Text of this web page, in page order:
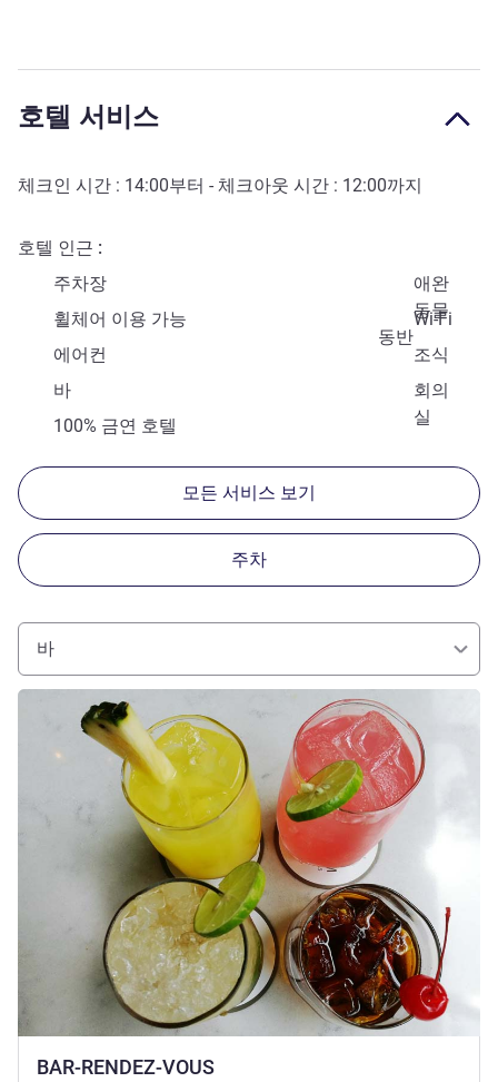
호텔 서비스
체크인 시간 : 14:00부터 - 체크아웃 시간 : 12:00까지
호텔 인근
주차장
애완
동물
동반
휠체어 이용 가능
Wi-Fi
에어컨
조식
바
회의
실
100% 금연 호텔
모든 서비스 보기
주차
바
BAR-RENDEZ-VOUS
세부 정보 보기